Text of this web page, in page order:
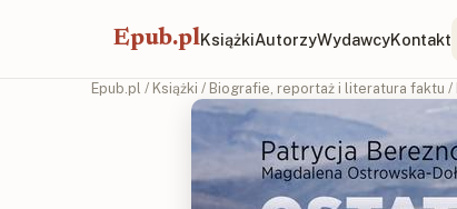
Epub.plKsiążkiAutorzyWydawcyKontakt
Epub.pl / Książki / Biografie, reportaż i literatura faktu /